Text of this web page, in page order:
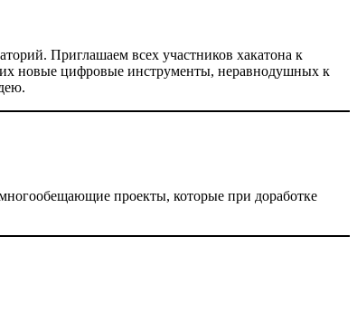
Приглашаем всех участников хакатона к
новые цифровые инструменты, неравнодушных к
проекты, которые при доработке